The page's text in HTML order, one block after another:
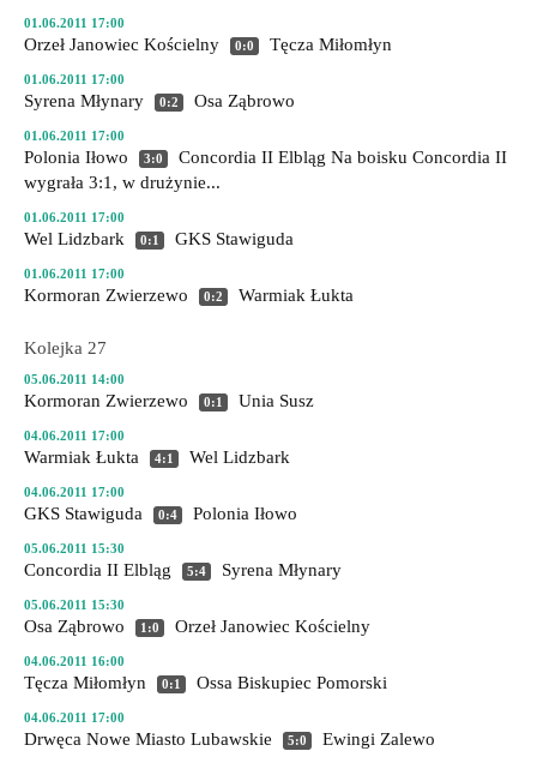
01.06.2011 17:00
Orzeł Janowiec Kościelny 0:0 Tęcza Miłomłyn
01.06.2011 17:00
Syrena Młynary 0:2 Osa Ząbrowo
01.06.2011 17:00
Polonia Iłowo 3:0 Concordia II Elbląg Na boisku Concordia II
wygrała 3:1, w drużynie...
01.06.2011 17:00
Wel Lidzbark 0:1 GKS Stawiguda
01.06.2011 17:00
Kormoran Zwierzewo 0:2 Warmiak Łukta
Kolejka 27
05.06.2011 14:00
Kormoran Zwierzewo 0:1 Unia Susz
04.06.2011 17:00
Warmiak Łukta 4:1 Wel Lidzbark
04.06.2011 17:00
GKS Stawiguda 0:4 Polonia Iłowo
05.06.2011 15:30
Concordia II Elbląg 5:4 Syrena Młynary
05.06.2011 15:30
Osa Ząbrowo 1:0 Orzeł Janowiec Kościelny
04.06.2011 16:00
Tęcza Miłomłyn 0:1 Ossa Biskupiec Pomorski
04.06.2011 17:00
Drwęca Nowe Miasto Lubawskie 5:0 Ewingi Zalewo